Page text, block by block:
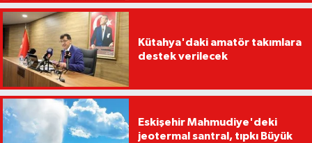
Kütahya'daki amatör takımlara
destek verilecek
Eskişehir Mahmudiye'deki
jeotermal santral, tıpkı Büyük